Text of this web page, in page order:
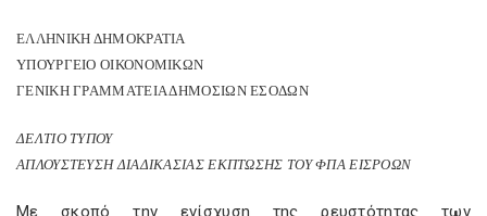
ΕΛΛΗΝΙΚΗ ΔΗΜΟΚΡΑΤΙΑ
ΥΠΟΥΡΓΕΙΟ ΟΙΚΟΝΟΜΙΚΩΝ
ΓΕΝΙΚΗ ΓΡΑΜΜΑΤΕΙΑ ΔΗΜΟΣΙΩΝ ΕΣΟΔΩΝ
ΔΕΛΤΙΟ ΤΥΠΟΥ
ΑΠΛΟΥΣΤΕΥΣΗ ΔΙΑΔΙΚΑΣΙΑΣ ΕΚΠΤΩΣΗΣ ΤΟΥ ΦΠΑ ΕΙΣΡΟΩΝ
Με σκοπό την ενίσχυση της ρευστότητας των